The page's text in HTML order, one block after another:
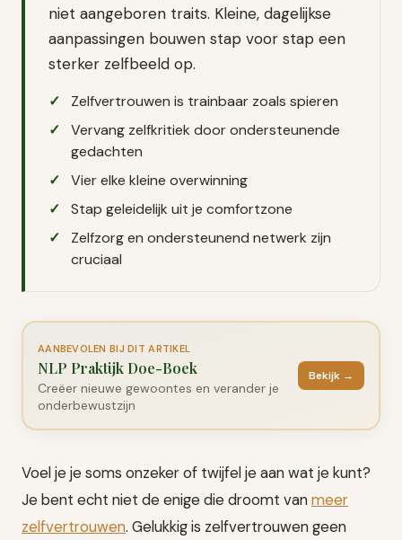
niet aangeboren traits. Kleine, dagelijkse
aanpassingen bouwen stap voor stap een
sterker zelfbeeld op.
Zelfvertrouwen is trainbaar zoals spieren
Vervang zelfkritiek door ondersteunende
gedachten
Vier elke kleine overwinning
Stap geleidelijk uit je comfortzone
Zelfzorg en ondersteunend netwerk zijn
cruciaal
AANBEVOLEN BIJ DIT ARTIKEL
NLP Praktijk Doe-Boek
Creëer nieuwe gewoontes en verander je
onderbewustzijn
Bekijk →
Voel je je soms onzeker of twijfel je aan wat je kunt?
Je bent echt niet de enige die droomt vanmeer
zelfvertrouwen. Gelukkig is zelfvertrouwen geen